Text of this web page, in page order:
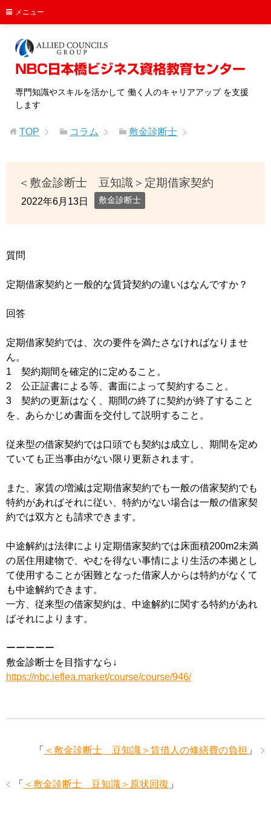
専門知識やスキルを活かして 働く人のキャリアアップ を支援
します
メニュー
TOP コラム 敷金診断士
＜敷金診断士 豆知識＞定期借家契約
2022年6月13日 敷金診断士
質問
定期借家契約と一般的な賃貸契約の違いはなんですか？
回答
定期借家契約では、次の要件を満たさなければなりませ
ん。
1 契約期間を確定的に定めること。
2 公正証書による等、書面によって契約すること。
3 契約の更新はなく、期間の終了に契約が終了すること
を、あらかじめ書面を交付して説明すること。
従来型の借家契約では口頭でも契約は成立し、期間を定め
ていても正当事由がない限り更新されます。
また、家賃の増減は定期借家契約でも一般の借家契約でも
特約があればそれに従い、特約がない場合は一般の借家契
約では双方とも請求できます。
中途解約は法律により定期借家契約では床面積200m2未満
の居住用建物で、やむを得ない事情により生活の本拠とし
て使用することが困難となった借家人からは特約がなくて
も中途解約できます。
一方、従来型の借家契約は、中途解約に関する特約があれ
ばそれによります。
ーーーーー
敷金診断士を目指すなら↓
https://nbc.ieflea.market/course/course/946/
「 ＜敷金診断士 豆知識＞賃借人の修繕費の負担 」
「 ＜敷金診断士 豆知識＞原状回復 」